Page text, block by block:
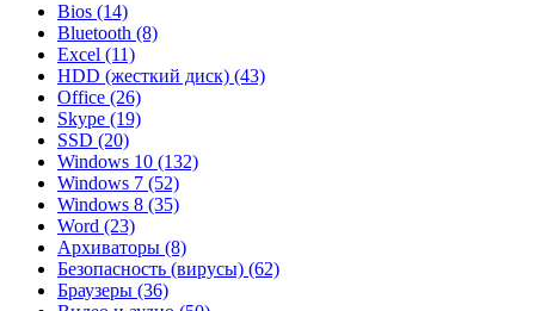
Bios (14)
Bluetooth (8)
Excel (11)
HDD (жесткий диск) (43)
Office (26)
Skype (19)
SSD (20)
Windows 10 (132)
Windows 7 (52)
Windows 8 (35)
Word (23)
Архиваторы (8)
Безопасность (вирусы) (62)
Браузеры (36)